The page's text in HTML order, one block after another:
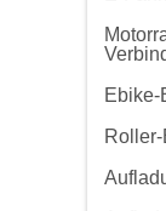
Ebike-